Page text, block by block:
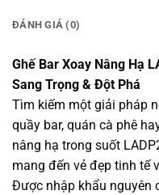
ĐÁNH GIÁ (0)
Ghế Bar Xoay Nâng Hạ
Sang Trọng & Đột Phá
Tìm kiếm một giải pháp
quầy bar, quán cà phê
nâng hạ trong suốt
mang đến vẻ đẹp tinh tế
Được nhập khẩu nguyên